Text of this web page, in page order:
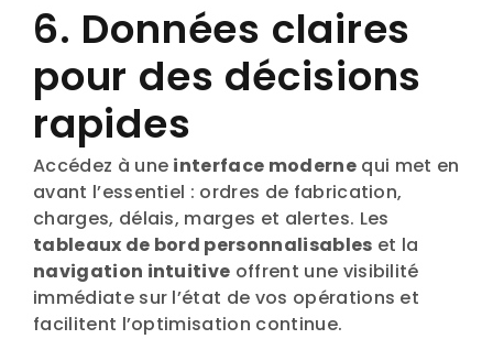
6. Données claires
pour des décisions
rapides
Accédez à une interface modernequi met en
avant l’essentiel : ordres de fabrication,
charges, délais, marges et alertes. Les
tableaux de bord personnalisables et la
navigation intuitive offrent une visibilité
immédiate sur l’état de vos opérations et
facilitent l’optimisation continue.